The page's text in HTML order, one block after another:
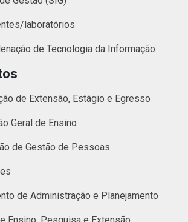
laboratórios
de Tecnologia da Informação
de Extensão, Estágio e Egresso
Geral de Ensino
de Gestão de Pessoas
de Administração e Planejamento